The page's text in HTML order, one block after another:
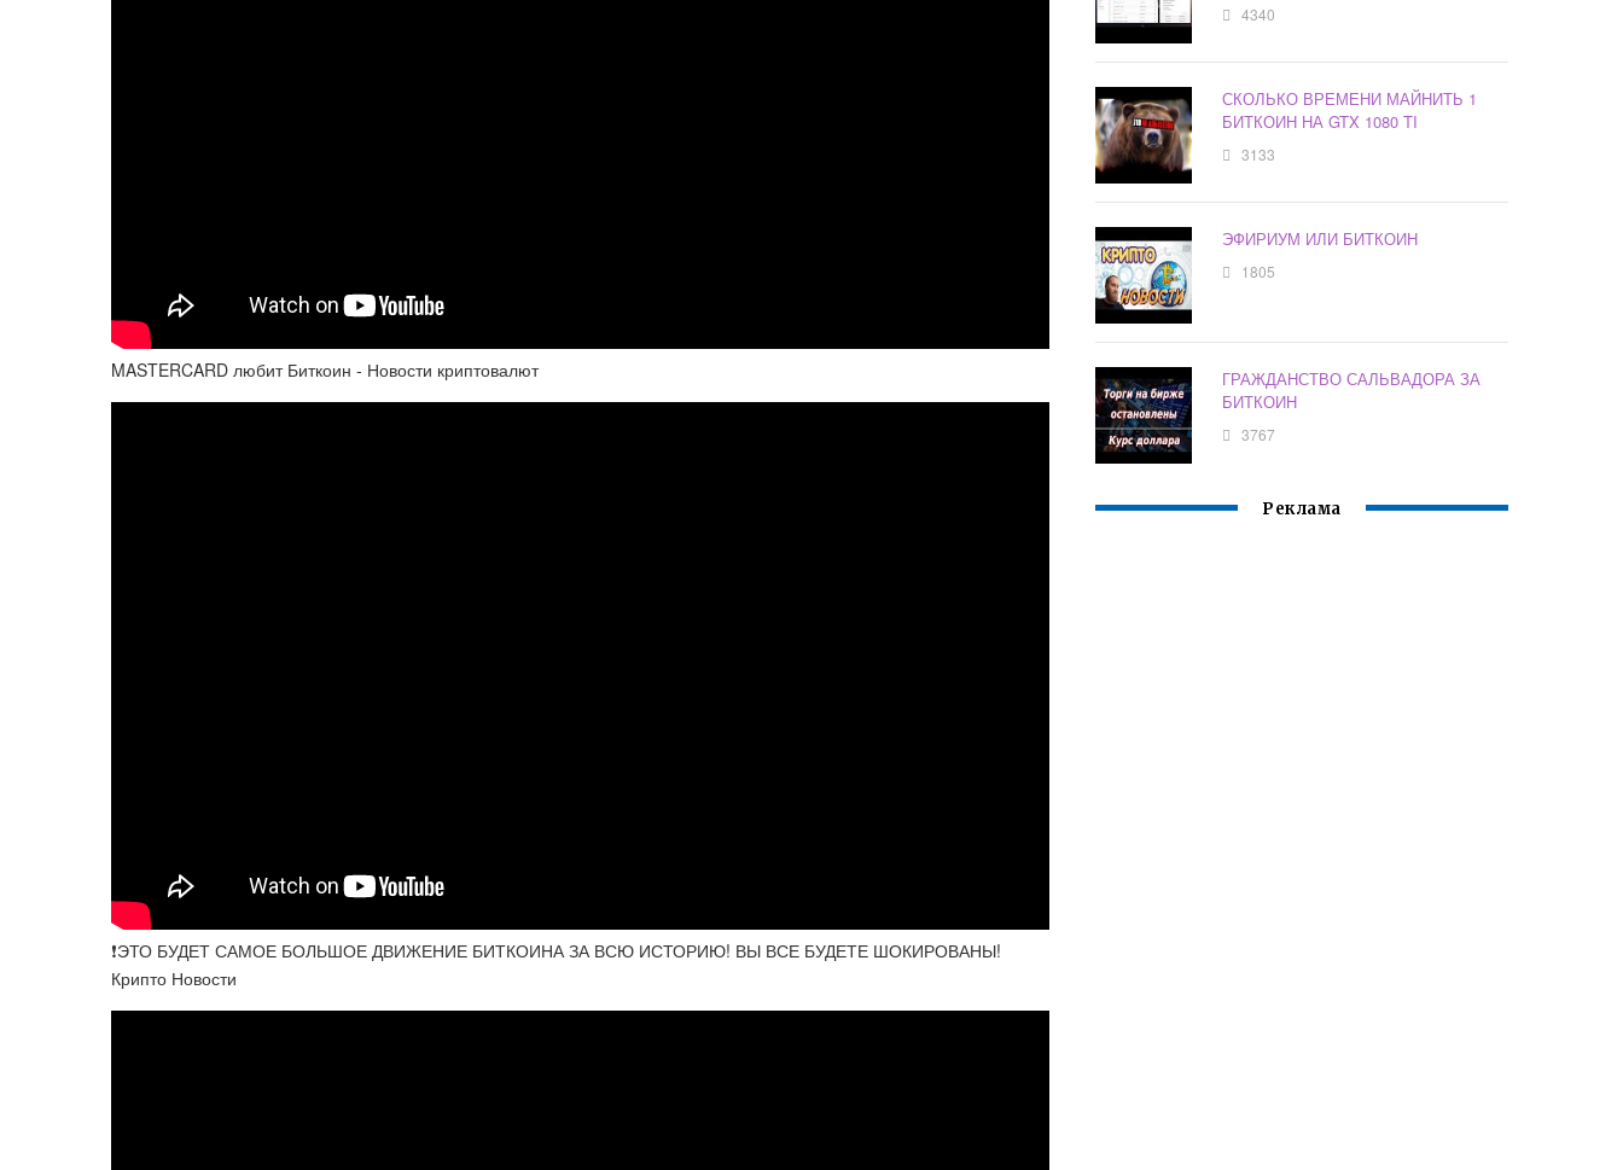
MASTERCARD любит Биткоин - Новости криптовалют
❗️ЭТО БУДЕТ САМОЕ БОЛЬШОЕ ДВИЖЕНИЕ БИТКОИНА ЗА ВСЮ ИСТОРИЮ! ВЫ ВСЕ БУДЕТЕ ШОКИРОВАНЫ!
Крипто Новости
4340
СКОЛЬКО ВРЕМЕНИ МАЙНИТЬ 1
БИТКОИН НА GTX 1080 TI
3133
ЭФИРИУМ ИЛИ БИТКОИН
1805
ГРАЖДАНСТВО САЛЬВАДОРА ЗА
БИТКОИН
3767
Реклама